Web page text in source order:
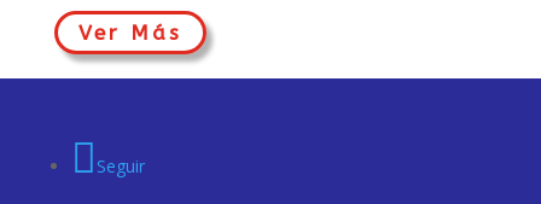
Ver Más
Seguir